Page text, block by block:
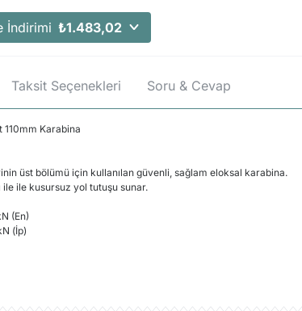
İndirimi ₺1.483,02
Taksit Seçenekleri Soru & Cevap
110mm Karabina
üst bölümü için kullanılan güvenli, sağlam eloksal karabina.
ile ile kusursuz yol tutuşu sunar.
(En)
(İp)